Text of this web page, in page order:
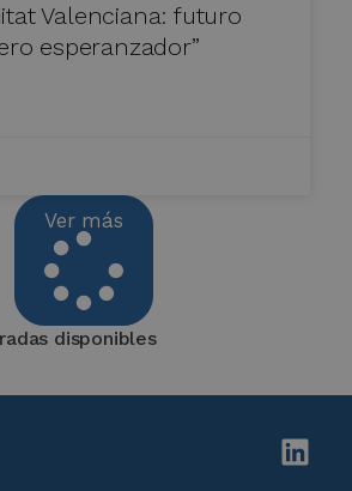
Valenciana: futuro
esperanzador”
Ver más
disponibles